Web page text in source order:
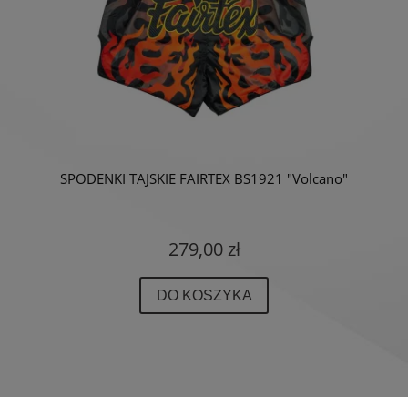
SPODENKI TAJSKIE FAIRTEX BS1921 "Volcano"
279,00 zł
DO KOSZYKA